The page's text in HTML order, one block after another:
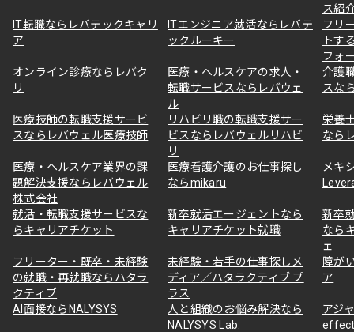
ス紹
IT転職ならレバテックキャリ
ア
ITエンジニア就活ならレバテ
ックルーキー
フリ
トす
フォ
オンライン診療ならレバク
リ
医療・ヘルスケアの求人・
転職サービスならレバウェ
ル
介護
スな
医療技師の転職支援サービ
スならレバウェル医療技師
リハビリ職の転職支援サー
ビスならレバウェルリハビ
リ
栄養
なら
医療・ヘルスケア業界の課
題解決支援ならレバウェル
株式会社
医療看護介護のお仕事探し
ならmikaru
メキ
就活・転職支援サービスな
らキャリアチケット
新卒就活エージェントなら
キャリアチケット就職
新卒
なら
ェ
フリーター・既卒・未経験
の就職・再就職ならハタラ
クティブ
未経験・若手の仕事探しメ
ディア／ハタラクティブ プ
ラス
障が
ア
AI面接ならNALYSYS
人と組織のお悩み解決なら
NALYSYS Lab.
アジ